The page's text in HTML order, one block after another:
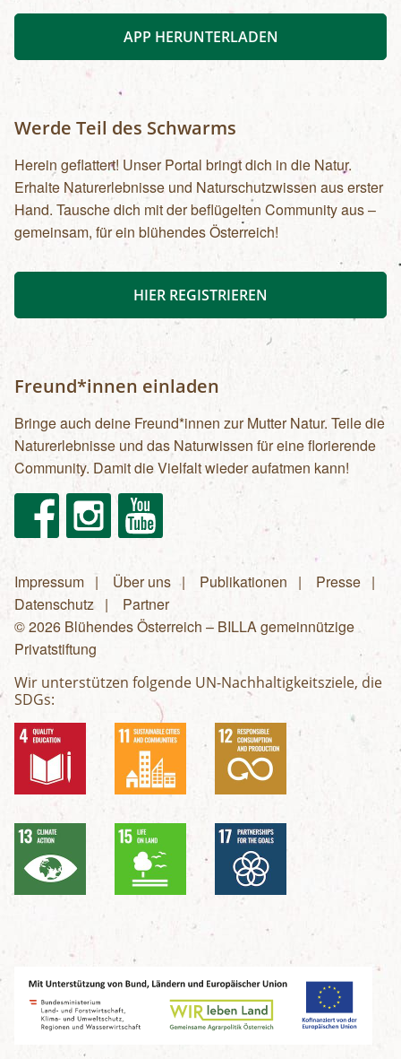
APP HERUNTERLADEN
Werde Teil des Schwarms
Herein geflattert! Unser Portal bringt dich in die Natur.
Erhalte Naturerlebnisse und Naturschutzwissen aus erster
Hand. Tausche dich mit der beflügelten Community aus –
gemeinsam, für ein blühendes Österreich!
HIER REGISTRIEREN
Freund*innen einladen
Bringe auch deine Freund*innen zur Mutter Natur. Teile die
Naturerlebnisse und das Naturwissen für eine florierende
Community. Damit die Vielfalt wieder aufatmen kann!
FacebookInstagram Youtube
Fußzeilenmenü
Impressum Über uns Publikationen
Presse
Datenschutz
Partner
© 2026 Blühendes Österreich – BILLA gemeinnützige
Privatstiftung
Wir unterstützen folgende UN-Nachhaltigkeitsziele, die
SDGs: